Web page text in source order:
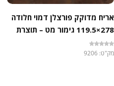
אריח מדוקק פורצלן דמוי חלודה
278×119.5 גימור מט – תוצרת
איטליה
מק"ט: 9206